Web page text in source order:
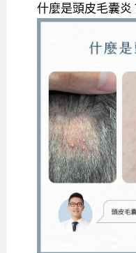
什麼是頭皮毛囊炎